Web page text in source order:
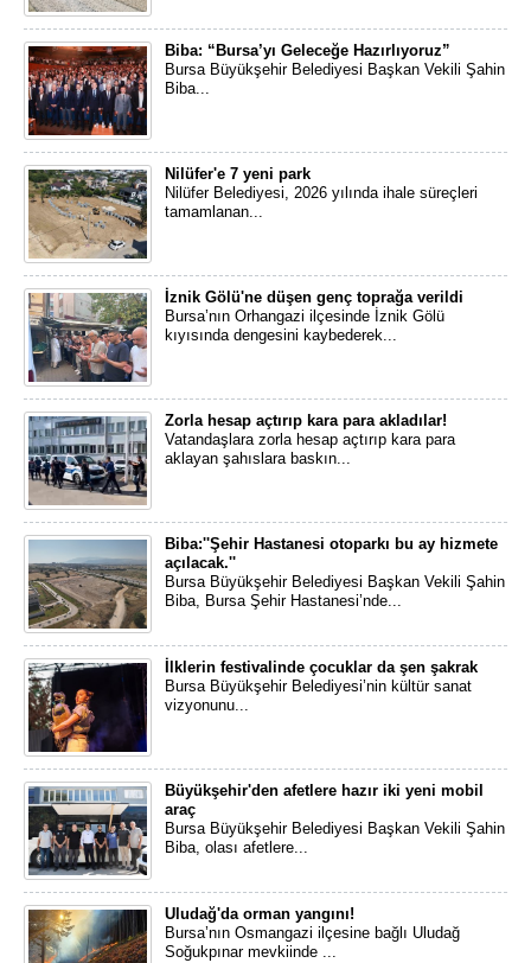
Biba: “Bursa’yı Geleceğe Hazırlıyoruz”
​Bursa Büyükşehir Belediyesi Başkan Vekili Şahin
Biba...
Nilüfer'e 7 yeni park
Nilüfer Belediyesi, 2026 yılında ihale süreçleri
tamamlanan...
İznik Gölü'ne düşen genç toprağa verildi
Bursa’nın Orhangazi ilçesinde İznik Gölü
kıyısında dengesini kaybederek...
Zorla hesap açtırıp kara para akladılar!
Vatandaşlara zorla hesap açtırıp kara para
aklayan şahıslara baskın...
Biba:''Şehir Hastanesi otoparkı bu ay hizmete
açılacak.''
​Bursa Büyükşehir Belediyesi Başkan Vekili Şahin
Biba, Bursa Şehir Hastanesi’nde...
İlklerin festivalinde çocuklar da şen şakrak
Bursa Büyükşehir Belediyesi’nin kültür sanat
vizyonunu...
Büyükşehir'den afetlere hazır iki yeni mobil
araç
Bursa Büyükşehir Belediyesi Başkan Vekili Şahin
Biba, olası afetlere...
Uludağ'da orman yangını!
Bursa’nın Osmangazi ilçesine bağlı Uludağ
Soğukpınar mevkiinde ...